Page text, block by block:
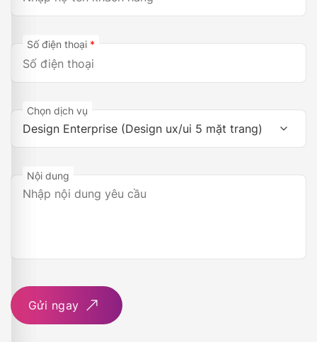
Số điện thoại *
Chọn dịch vụ
Nội dung
Gửi ngay